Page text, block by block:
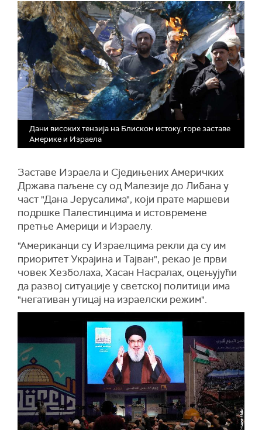
Дани високих тензија на Блиском истоку, горе заставе
Америке и Израела
Заставе Израела и Сједињених Америчких
Држава паљене су од Малезије до Либана у
част "Дана Јерусалима", који прате маршеви
подршке Палестинцима и истовремене
претње Америци и Израелу.
"Американци су Израелцима рекли да су им
приоритет Украјина и Тајван", рекао је први
човек Хезболаха, Хасан Насралах, оцењујући
да развој ситуације у светској политици има
"негативан утицај на израелски режим".